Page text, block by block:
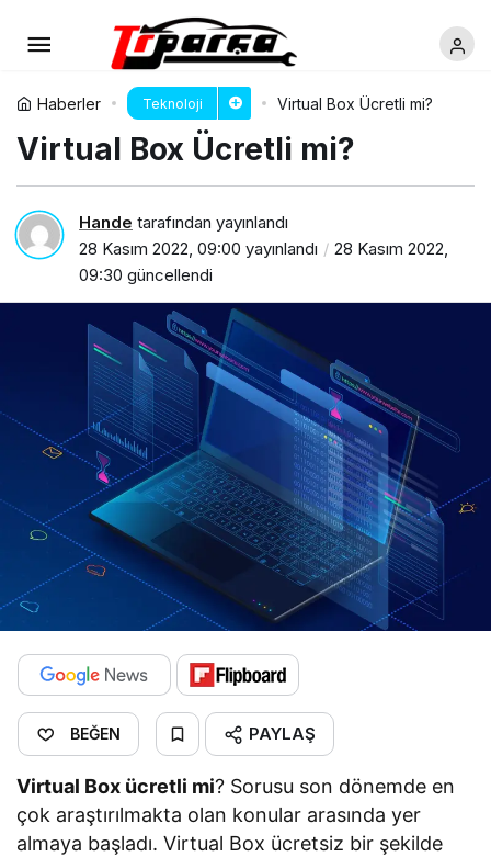
Haberler Teknoloji Virtual Box Ücretli mi?
Virtual Box Ücretli mi?
Hande tarafından yayınlandı
28 Kasım 2022, 09:00 yayınlandı
28 Kasım 2022,
09:30 güncellendi
BEĞEN PAYLAŞ
Virtual Box ücretli mi? Sorusu son dönemde en
çok araştırılmakta olan konular arasında yer
almaya başladı. Virtual Box ücretsiz bir şekilde